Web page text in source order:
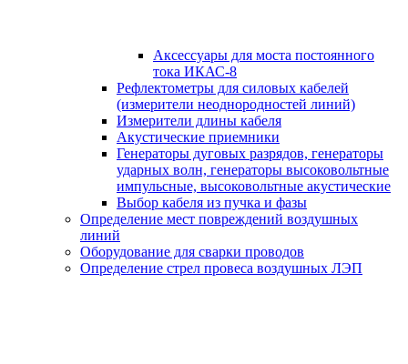
Аксессуары для моста постоянного
тока ИКАС-8
Рефлектометры для силовых кабелей
(измерители неоднородностей линий)
Измерители длины кабеля
Акустические приемники
Генераторы дуговых разрядов, генераторы
ударных волн, генераторы высоковольтные
импульсные, высоковольтные акустические
Выбор кабеля из пучка и фазы
Определение мест повреждений воздушных
линий
Оборудование для сварки проводов
Определение стрел провеса воздушных ЛЭП